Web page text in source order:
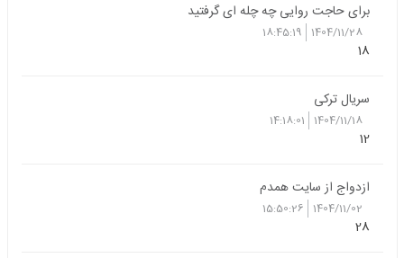
برای حاجت روایی چه چله ای گرفتید
1404/11/28
18:45:19
18
سریال ترکی
1404/11/18
14:18:01
12
ازدواج از سایت همدم
1404/11/02
15:50:26
28